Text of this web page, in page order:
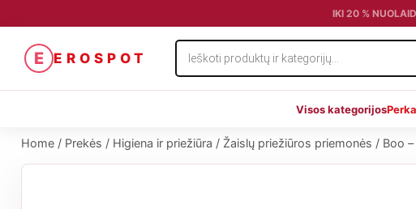
IKI 20 %
E EROSPOT
Products
search
Visos kategorijos
Home / Prekės / Higiena ir priežiūra / Žaislų priežiūros priemonės / Boo